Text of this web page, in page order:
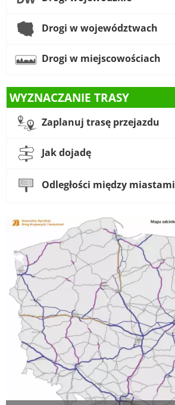
Drogi w województwach
Drogi w miejscowościach
WYZNACZANIE TRASY
Zaplanuj trasę przejazdu
Jak dojadę
Odległości między miastami